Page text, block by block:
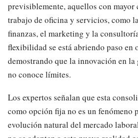
previsiblemente, aquellos con mayor
trabajo de oficina y servicios, como
finanzas, el marketing y la
flexibilidad se está abriendo paso en
demostrando que la innovación en
no conoce límites.
Los expertos señalan que esta
como opción fija no es un fenómeno
evolución natural del mercado